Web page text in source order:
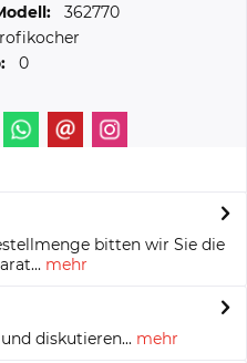
362770
0
bitten wir Sie die
mehr
diskutieren... mehr